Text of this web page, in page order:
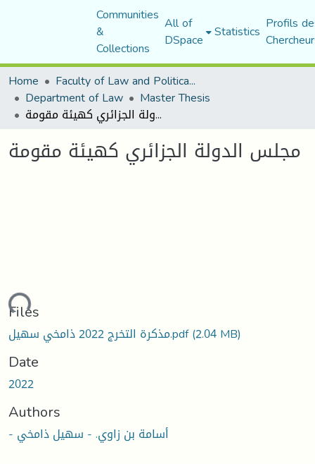
Communities
&
Collections
All of
DSpace Statistics Profils
Home
Faculty of Law and Political Science
Department of Law Master Thesis
مجلس الدولة الجزائري كهيئة مقومة
مجلس الدولة الجزائري كهيئة مقومة
Files
مذكرة التخرج 2022 ذامخي سهيل.pdf(2.04 MB)
Date
2022
Authors
- أسامة بن زاوي. - سهيل ذامخي